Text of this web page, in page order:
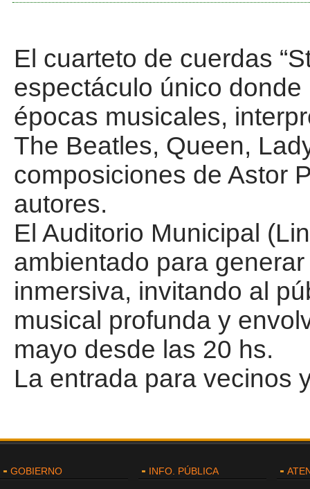
El cuarteto de cuerdas
espectáculo único
épocas musicales,
The Beatles, Queen,
composiciones de Astor
autores.
El Auditorio Municipal
ambientado para
inmersiva, invitando al
musical profunda y
mayo desde las 20 hs.
La entrada para vecinos
GOBIERNO INFO. PÚBLICA